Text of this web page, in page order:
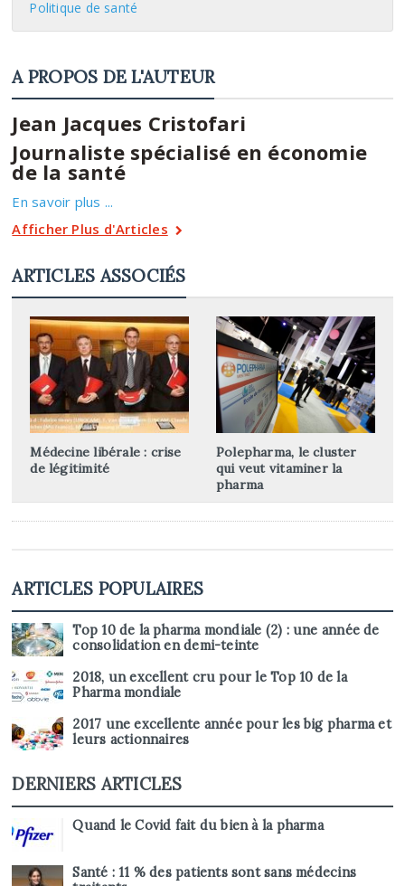
Politique de santé
A PROPOS DE L'AUTEUR
Jean Jacques Cristofari
Journaliste spécialisé en économie
de la santé
En savoir plus ...
Afficher Plus d'Articles
ARTICLES ASSOCIÉS
Médecine libérale : crise
de légitimité
Polepharma, le cluster
qui veut vitaminer la
pharma
ARTICLES POPULAIRES
Top 10 de la pharma mondiale (2) : une année de
consolidation en demi-teinte
2018, un excellent cru pour le Top 10 de la
Pharma mondiale
2017 une excellente année pour les big pharma et
leurs actionnaires
DERNIERS ARTICLES
Quand le Covid fait du bien à la pharma
Santé : 11 % des patients sont sans médecins